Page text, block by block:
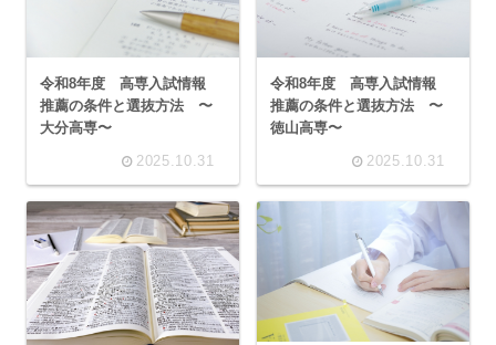
令和8年度 高専入試情報
推薦の条件と選抜方法 〜
大分高専〜
2025.10.31
令和8年度 高専入試情報
推薦の条件と選抜方法 〜
徳山高専〜
2025.10.31